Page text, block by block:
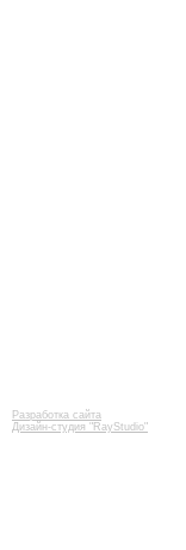
Разработка сайта
Дизайн-студия "RayStudio"